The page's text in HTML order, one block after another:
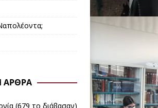
ΆΡΘΡΑ
(679 το διάβασαν)